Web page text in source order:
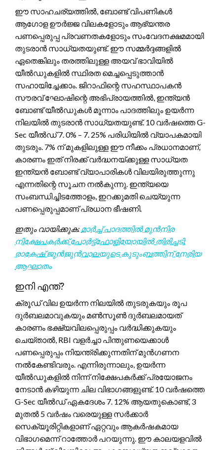
ഈ സാഹചര്യത്തിൽ, ബോണ്ട് വിപണികൾ
ആഗോള ഊർജ്ജ വിലകളോടും ആഭ്യന്തര
പണപ്പെരുപ്പ പ്രവണതകളോടും സംവേദനക്ഷമമായി
തുടരാൻ സാധ്യതയുണ്ട്. ഈ സമ്മർദ്ദങ്ങളിൽ
ഏതെങ്കിലും തരത്തിലുള്ള അയവ് ഭാവിയിൽ
യീൽഡുകളിൽ സ്ഥിരത മെച്ചപ്പെടുത്താൻ
സഹായിച്ചേക്കാം. ജിറാഫിന്റെ സഹസ്ഥാപകൻ
സൗരവ് ഘോഷിന്റെ അഭിപ്രായത്തിൽ, ഇന്ത്യൻ
ബോണ്ട് യീൽഡുകൾ മൂന്നാം പാദത്തിലും ഉയർന്ന
നിലയിൽ തുടരാൻ സാധ്യതയുണ്ട്. 10 വർഷത്തെ G-
Sec യീൽഡ് 7. 0% – 7. 25% പരിധിയിൽ വ്യാപകമായി
തുടരും. 7% ന് മുകളിലുള്ള ഈ നീക്കം പ്രധാനമാണ്,
കാരണം ഇത് നിരക്ക് വർദ്ധനയ്ക്കുള്ള സാധ്യത
ഇന്ത്യൻ ബോണ്ട് വ്യാപാരികൾ വിലയിരുത്തുന്നു
എന്നതിന്റെ സൂചന നൽകുന്നു. ഇന്ത്യയെ
സംബന്ധിച്ചിടത്തോളം, ഇറക്കുമതി ചെയ്യുന്ന
പണപ്പെരുപ്പമാണ് പ്രധാന ഭീഷണി.
ഇതും വായിക്കുക: മാർച്ച് പാദത്തിൽ മുൻനിര
നിക്ഷേപകർക്ക് പോർട്ട്ഫോളിയോയിൽ തിരിച്ചടി:
രാകേഷ് ജുൻജുൻവാലയുടെ കുടുംബത്തിന് നേരിയ
ആഘാതം
ഇനി എന്ത്?
ക്രൂഡ് വില ഉയർന്ന നിലയിൽ തുടരുകയും രൂപ
ദുർബലമാവുകയും മൺസൂൺ ദുർബലമായത്
കാരണം ഭക്ഷ്യവിലപ്പെരുപ്പം വർദ്ധിക്കുകയും
ചെയ്താൽ, RBI വളർച്ചാ പിന്തുണയെക്കാൾ
പണപ്പെരുപ്പം നിയന്ത്രിക്കുന്നതിന് മുൻഗണന
നൽകേണ്ടിവരും. എന്നിരുന്നാലും, ഉയർന്ന
യീൽഡുകളിൽ നിന്ന് നിക്ഷേപകർക്ക് പ്രയോജനം
നേടാൻ കഴിയുന്ന ചില വിഭാഗങ്ങളുണ്ട്. 10 വർഷത്തെ
G-Sec യീൽഡ് ഏകദേശം 7. 12% ആയതുകൊണ്ട്, 3
മുതൽ 5 വർഷം വരെയുള്ള സർക്കാർ
സെക്യൂരിറ്റികളാണ് ഏറ്റവും ആകർഷകമായ
വിഭാഗമെന്ന് റാത്തോർ പറയുന്നു. ഈ കാലയളവിൽ